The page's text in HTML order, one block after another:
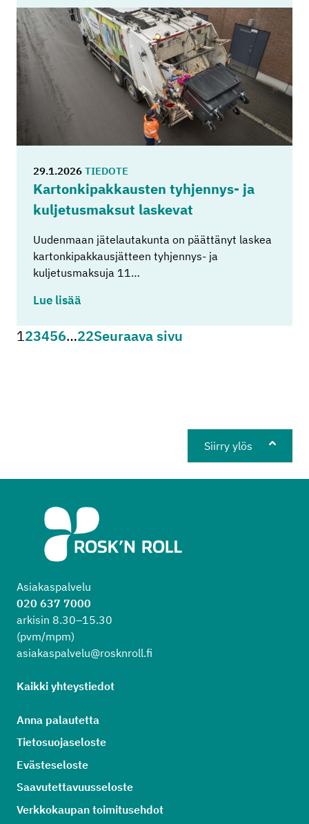
29.1.2026 TIEDOTE
Kar­ton­ki­pak­kaus­ten tyhjennys-​ ja
kul­je­tus­mak­sut las­ke­vat
Uudenmaan jätelautakunta on päättänyt laskea
kartonkipakkausjätteen tyhjennys- ja
kuljetusmaksuja 11…
Lue lisää
Artikkelien sivutus
Sivu
1Sivu
2Sivu
3Sivu
4Sivu
5Sivu
6…Sivu
22Seuraava sivu
Siirry ylös
Asiakaspalvelu
020 637 7000
arkisin 8.30–15.30
(pvm/mpm)
asiakaspalvelu@rosknroll.fi
Kaikki yhteystiedot
Anna palautetta
Tietosuojaseloste
Evästeseloste
Saavutettavuusseloste
Verkkokaupan toimitusehdot